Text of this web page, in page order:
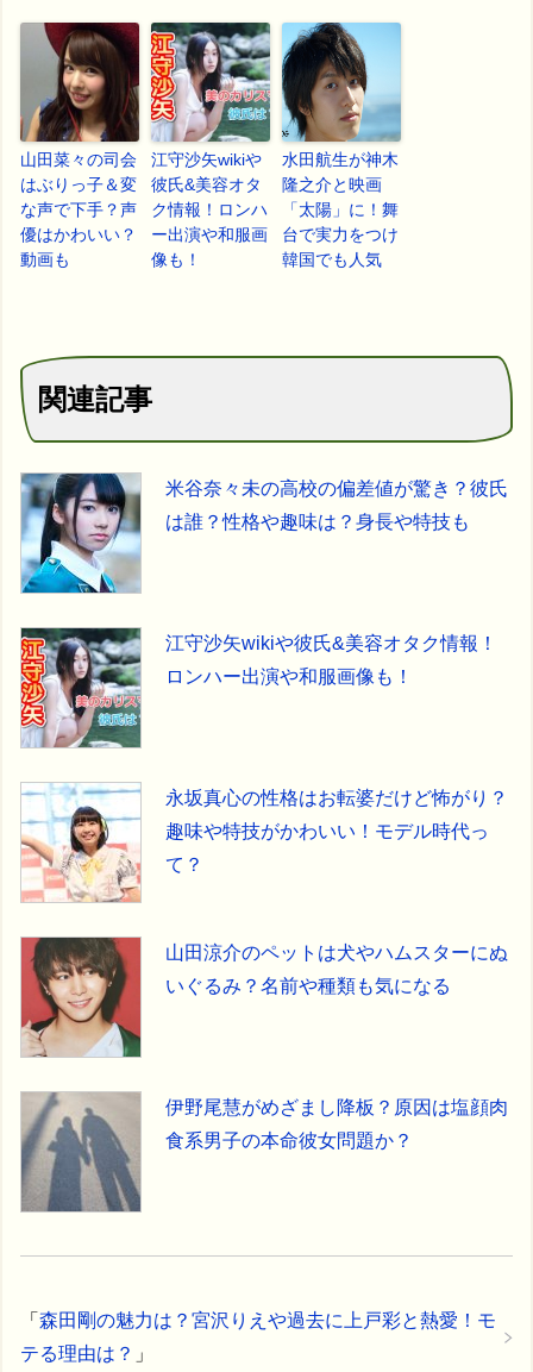
山田菜々の司会
はぶりっ子＆変
な声で下手？声
優はかわいい？
動画も
江守沙矢wikiや
彼氏&美容オタ
ク情報！ロンハ
ー出演や和服画
像も！
水田航生が神木
隆之介と映画
「太陽」に！舞
台で実力をつけ
韓国でも人気
関連記事
米谷奈々未の高校の偏差値が驚き？彼氏
は誰？性格や趣味は？身長や特技も
江守沙矢wikiや彼氏&美容オタク情報！
ロンハー出演や和服画像も！
永坂真心の性格はお転婆だけど怖がり？
趣味や特技がかわいい！モデル時代っ
て？
山田涼介のペットは犬やハムスターにぬ
いぐるみ？名前や種類も気になる
伊野尾慧がめざまし降板？原因は塩顔肉
食系男子の本命彼女問題か？
「 森田剛の魅力は？宮沢りえや過去に上戸彩と熱愛！モ
テる理由は？ 」